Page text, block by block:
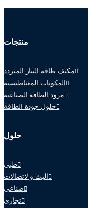
منتجات
مكيف طاقة التيار المتردد
المكونات المغناطيسية
مزود الطاقة الصناعية
حلول جودة الطاقة
حلول
طبي
البث والاتصالات
صناعي
تجاري